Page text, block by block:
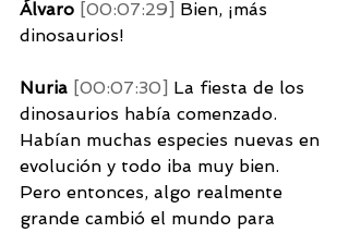
Álvaro [00:07:29] Bien, ¡más
dinosaurios!
Nuria [00:07:30] La fiesta de los
dinosaurios había comenzado.
Habían muchas especies nuevas en
evolución y todo iba muy bien.
Pero entonces, algo realmente
grande cambió el mundo para